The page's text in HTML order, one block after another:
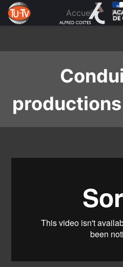
content
Accueil